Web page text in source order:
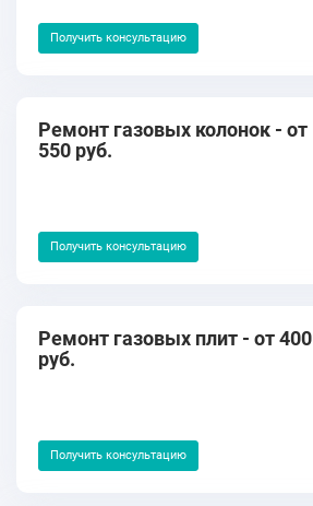
Получить консультацию
Ремонт газовых колонок - от
550 руб.
Получить консультацию
Ремонт газовых плит - от 400
руб.
Получить консультацию